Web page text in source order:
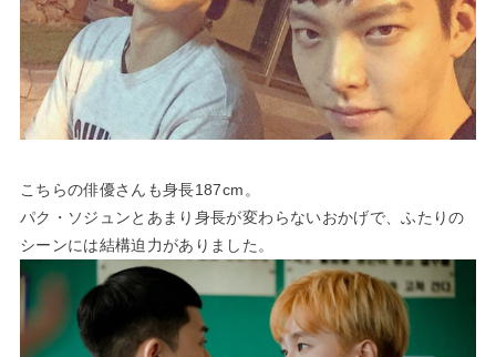
こちらの俳優さんも身長187cm。
パク・ソジュンとあまり身長が変わらないおかげで、ふたりの
シーンには結構迫力がありました。